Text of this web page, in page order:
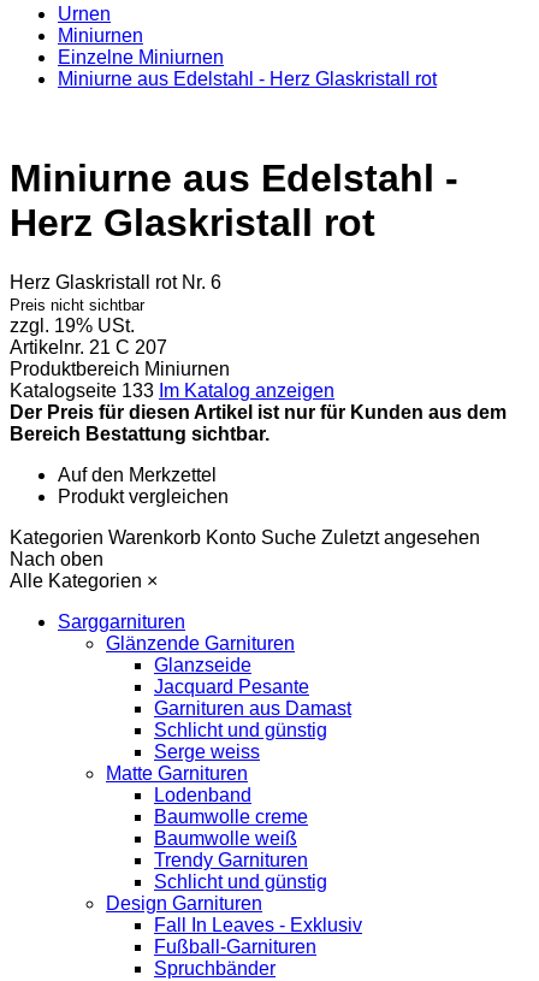
Urnen
Miniurnen
Einzelne Miniurnen
Miniurne aus Edelstahl - Herz Glaskristall rot
Miniurne aus Edelstahl -
Herz Glaskristall rot
Herz Glaskristall rot Nr. 6
Preis nicht sichtbar
zzgl. 19% USt.
Artikelnr. 21 C 207
Produktbereich Miniurnen
Katalogseite 133 Im Katalog anzeigen
Der Preis für diesen Artikel ist nur für Kunden aus dem
Bereich Bestattung sichtbar.
Auf den Merkzettel
Produkt vergleichen
Kategorien Warenkorb Konto Suche Zuletzt angesehen
Nach oben
Alle Kategorien ×
Sarggarnituren
Glänzende Garnituren
Glanzseide
Jacquard Pesante
Garnituren aus Damast
Schlicht und günstig
Serge weiss
Matte Garnituren
Lodenband
Baumwolle creme
Baumwolle weiß
Trendy Garnituren
Schlicht und günstig
Design Garnituren
Fall In Leaves - Exklusiv
Fußball-Garnituren
Spruchbänder